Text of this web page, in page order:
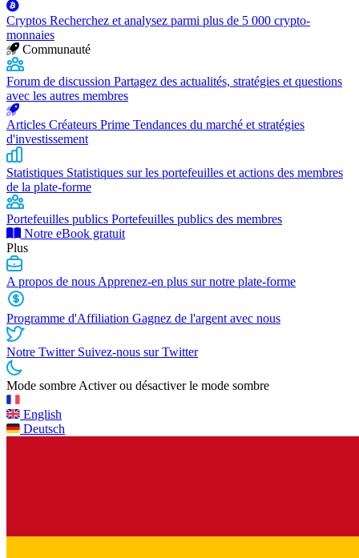
Cryptos Recherchez et analysez parmi plus de 5 000 crypto-
monnaies
Communauté
Forum de discussion Partagez des actualités, stratégies et questions
avec les autres membres
Articles Créateurs Prime Tendances du marché et stratégies
d'investissement
Statistiques Statistiques sur les portefeuilles et actions des membres
de la plate-forme
Portefeuilles publics Portefeuilles publics des membres
Notre eBook gratuit
Plus
A propos de nous Apprenez-en plus sur notre plate-forme
Programme d'Affiliation Gagnez de l'argent avec nous
Notre Twitter Suivez-nous sur Twitter
Mode sombre Activer ou désactiver le mode sombre
English
Deutsch